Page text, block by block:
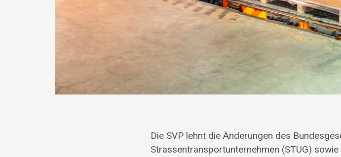
Die SVP lehnt die Änderungen des
Strassentransportunternehmen (STUG)